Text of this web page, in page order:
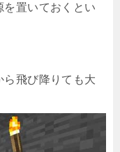
を置いておくとい
飛び降りても大